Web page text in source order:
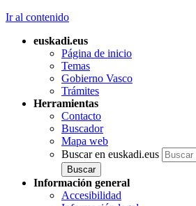
Ir al contenido
euskadi.eus
Página de inicio
Temas
Gobierno Vasco
Trámites
Herramientas
Contacto
Buscador
Mapa web
Buscar en euskadi.eus
Información general
Accesibilidad